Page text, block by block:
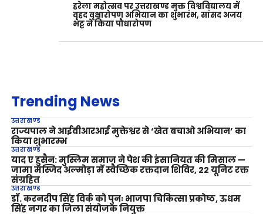
हरेला महोत्सव पर उत्तराखण्ड मुक्त विश्वविद्यालय में
वृहद वृक्षारोपण अभियान का शुभारंभ, सांसद अजय
भट्ट ने किया पौधारोपण
Trending News
उत्तराखण्ड
राज्यपाल ने आईवीआरआई मुक्तेश्वर से ‘खेत बचाओ अभियान’ का
किया शुभारम्भ
उत्तराखण्ड
याद ए हुसैन: मुस्लिम समाज ने पेश की इंसानियत की मिसाल —
जामा मस्जिद अल्मोड़ा में स्वैच्छिक रक्तदान शिविर, 22 यूनिट रक्त
संग्रहित
उत्तराखण्ड
डॉ. करनदीप सिंह विर्क को पुनः भाजपा चिकित्सा प्रकोष्ठ, ऊधम
सिंह नगर का जिला संयोजक नियुक्त